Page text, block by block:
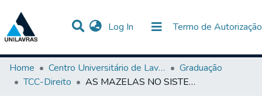
Log In (current) Termo de Autorização
Communities & Collections
Statistics
All of DSpace
Home
Centro Universitário de Lavras-UNILAVRAS
Graduação
TCC-Direito
AS MAZELAS NO SISTEMA CARCERÁRIO BRASILEIRO E O PROCESSO DE RESSOCIALIZAÇÃO DA MULHER NO MUNICÍPIO DE LAVRAS/MG: uma análise de histórias de vida